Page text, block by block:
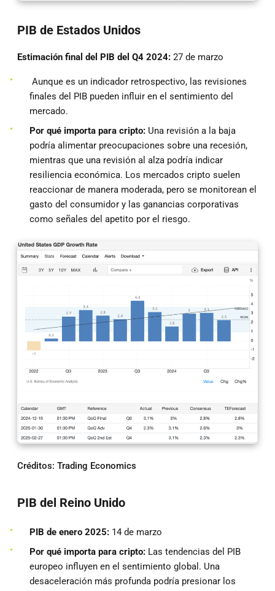
PIB de Estados Unidos
Estimación final del PIB del Q4 2024: 27 de marzo
Aunque es un indicador retrospectivo, las revisiones
finales del PIB pueden influir en el sentimiento del
mercado.
Por qué importa para cripto: Una revisión a la baja
podría alimentar preocupaciones sobre una recesión,
mientras que una revisión al alza podría indicar
resiliencia económica. Los mercados cripto suelen
reaccionar de manera moderada, pero se monitorean el
gasto del consumidor y las ganancias corporativas
como señales del apetito por el riesgo.
Créditos: Trading Economics
PIB del Reino Unido
PIB de enero 2025: 14 de marzo
Por qué importa para cripto: Las tendencias del PIB
europeo influyen en el sentimiento global. Una
desaceleración más profunda podría presionar los